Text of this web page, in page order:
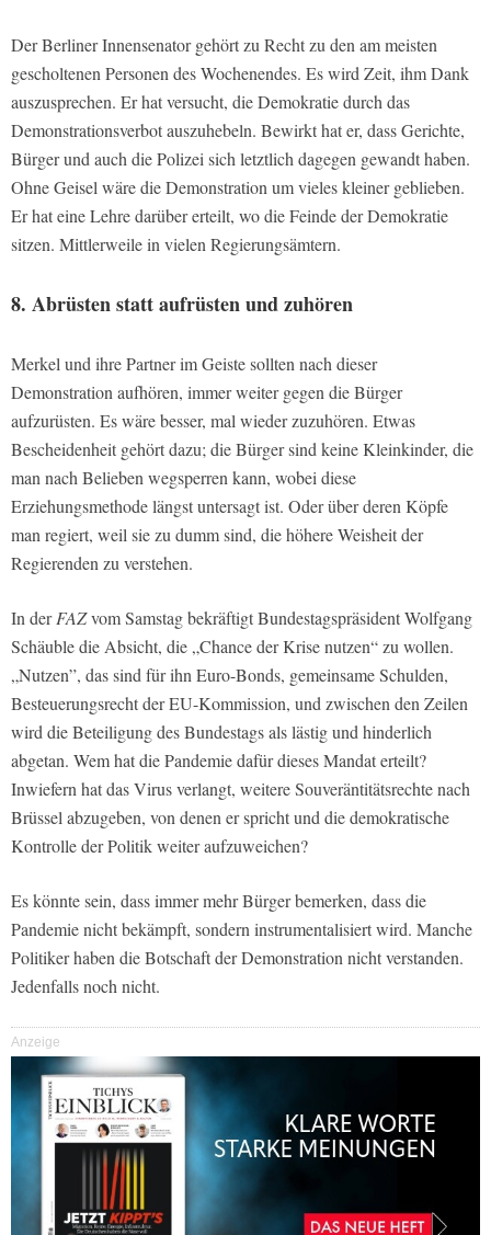
Der Berliner Innensenator gehört zu Recht zu den am meisten
gescholtenen Personen des Wochenendes. Es wird Zeit, ihm Dank
auszusprechen. Er hat versucht, die Demokratie durch das
Demonstrationsverbot auszuhebeln. Bewirkt hat er, dass Gerichte,
Bürger und auch die Polizei sich letztlich dagegen gewandt haben.
Ohne Geisel wäre die Demonstration um vieles kleiner geblieben.
Er hat eine Lehre darüber erteilt, wo die Feinde der Demokratie
sitzen. Mittlerweile in vielen Regierungsämtern.
8. Abrüsten statt aufrüsten und zuhören
Merkel und ihre Partner im Geiste sollten nach dieser
Demonstration aufhören, immer weiter gegen die Bürger
aufzurüsten. Es wäre besser, mal wieder zuzuhören. Etwas
Bescheidenheit gehört dazu; die Bürger sind keine Kleinkinder, die
man nach Belieben wegsperren kann, wobei diese
Erziehungsmethode längst untersagt ist. Oder über deren Köpfe
man regiert, weil sie zu dumm sind, die höhere Weisheit der
Regierenden zu verstehen.
In derFAZvom Samstag bekräftigt Bundestagspräsident Wolfgang
Schäuble die Absicht, die „Chance der Krise nutzen“ zu wollen.
„Nutzen”, das sind für ihn Euro-Bonds, gemeinsame Schulden,
Besteuerungsrecht der EU-Kommission, und zwischen den Zeilen
wird die Beteiligung des Bundestags als lästig und hinderlich
abgetan. Wem hat die Pandemie dafür dieses Mandat erteilt?
Inwiefern hat das Virus verlangt, weitere Souveräntitätsrechte nach
Brüssel abzugeben, von denen er spricht und die demokratische
Kontrolle der Politik weiter aufzuweichen?
Es könnte sein, dass immer mehr Bürger bemerken, dass die
Pandemie nicht bekämpft, sondern instrumentalisiert wird. Manche
Politiker haben die Botschaft der Demonstration nicht verstanden.
Jedenfalls noch nicht.
Anzeige